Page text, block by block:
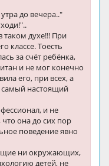
до вечера.."
таком духе!!! При
классе. Тоесть
за счёт ребёнка,
и не мог конечно
его, при всех, а
самый настоящий
и не
она до сих пор
поведение явно
ни окружающих,
детей, не